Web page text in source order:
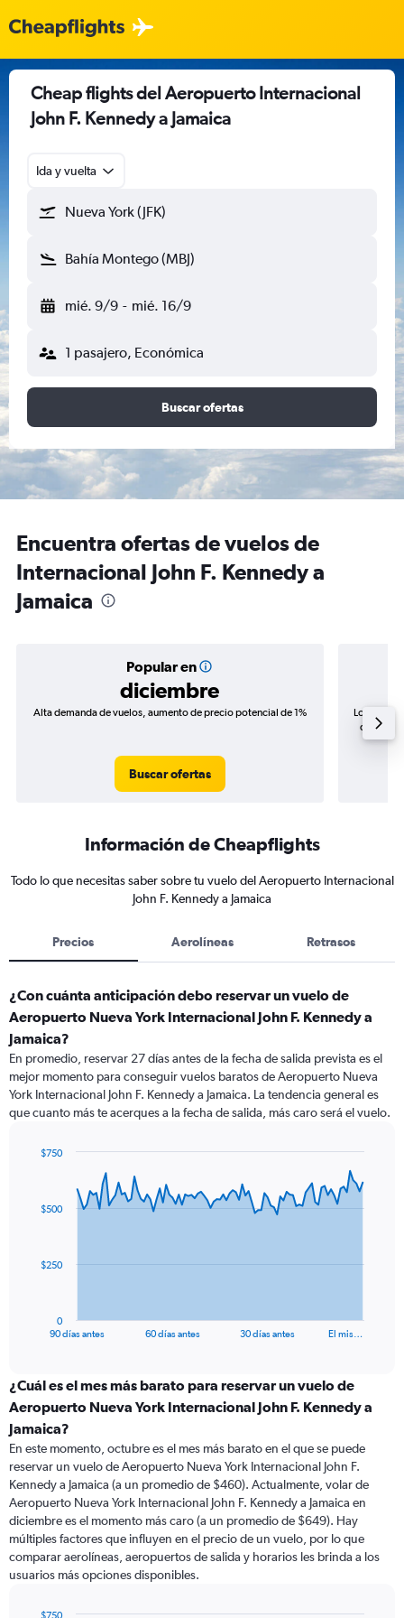
Cheap flights del Aeropuerto Internacional
John F. Kennedy a Jamaica
Ida y vuelta
Nueva York (JFK)
Bahía Montego (MBJ)
mié. 9/9 - mié. 16/9
1 pasajero, Económica
Buscar ofertas
Encuentra ofertas de vuelos de
Internacional John F. Kennedy a
Jamaica
Popular en
diciembre
Alta demanda de vuelos, aumento de precio potencial de 1%
Buscar ofertas
Los
de
Información de Cheapflights
Todo lo que necesitas saber sobre tu vuelo del Aeropuerto Internacional
John F. Kennedy a Jamaica
Precios Aerolíneas Retrasos
¿Con cuánta anticipación debo reservar un vuelo de
Aeropuerto Nueva York Internacional John F. Kennedy a
Jamaica?
En promedio, reservar 27 días antes de la fecha de salida prevista es el
mejor momento para conseguir vuelos baratos de Aeropuerto Nueva
York Internacional John F. Kennedy a Jamaica. La tendencia general es
que cuanto más te acerques a la fecha de salida, más caro será el vuelo.
data
The
categories.
Range:
91
categories.
The
chart
has
1
Y
axis
displaying
values.
90 días antes 60 días antes 30 días antes El mis…
0
$250
$500
$750
¿Cuál es el mes más barato para reservar un vuelo de
Aeropuerto Nueva York Internacional John F. Kennedy a
Jamaica?
En este momento, octubre es el mes más barato en el que se puede
reservar un vuelo de Aeropuerto Nueva York Internacional John F.
Kennedy a Jamaica (a un promedio de $460). Actualmente, volar de
Aeropuerto Nueva York Internacional John F. Kennedy a Jamaica en
diciembre es el momento más caro (a un promedio de $649). Hay
múltiples factores que influyen en el precio de un vuelo, por lo que
comparar aerolíneas, aeropuertos de salida y horarios les brinda a los
usuarios más opciones disponibles.